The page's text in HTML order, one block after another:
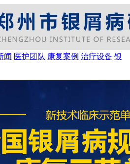
闻 医护团队 康复案例 治疗设备 银